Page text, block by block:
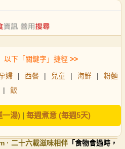
以下「關鍵字」捷徑 >>
婦 | 西餐 | 兒童 | 海鮮 |
粉麵
|
飯
一湯)| 每週煮意 (每週5天)
· 二十六載滋味相伴 「食物會過時，